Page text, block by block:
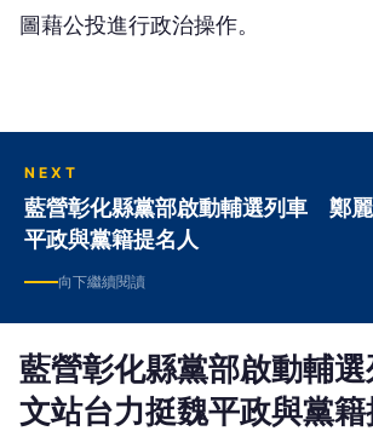
圖藉公投進行政治操作。
NEXT
藍營彰化縣黨部啟動輔選列車 鄭
平政與黨籍提名人
向下繼續閱讀
藍營彰化縣黨部啟動輔
文站台力挺魏平政與黨籍